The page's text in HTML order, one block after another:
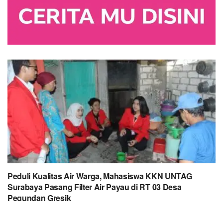
Peduli Kualitas Air Warga, Mahasiswa KKN UNTAG
Surabaya Pasang Filter Air Payau di RT 03 Desa
Pegundan Gresik